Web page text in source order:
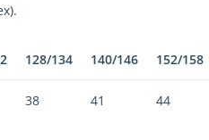
128/134 140/146 152/158
38 41 44